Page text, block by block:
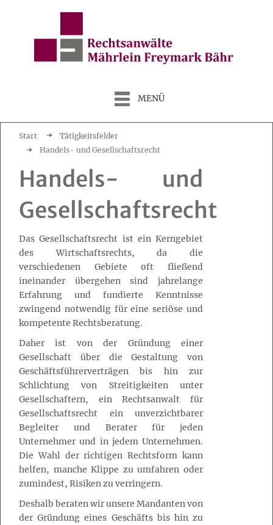
MENÜ
Start
Tätigkeitsfelder
Handels- und Gesellschaftsrecht
Handels- und
Gesellschaftsrecht
Das Gesellschaftsrecht ist ein Kerngebiet
des Wirtschaftsrechts, da die
verschiedenen Gebiete oft fließend
ineinander übergehen sind jahrelange
Erfahrung und fundierte Kenntnisse
zwingend notwendig für eine seriöse und
kompetente Rechtsberatung.
Daher ist von der Gründung einer
Gesellschaft über die Gestaltung von
Geschäftsführerverträgen bis hin zur
Schlichtung von Streitigkeiten unter
Gesellschaftern, ein Rechtsanwalt für
Gesellschaftsrecht ein unverzichtbarer
Begleiter und Berater für jeden
Unternehmer und in jedem Unternehmen.
Die Wahl der richtigen Rechtsform kann
helfen, manche Klippe zu umfahren oder
zumindest, Risiken zu verringern.
Deshalb beraten wir unsere Mandanten von
der Gründung eines Geschäfts bis hin zu